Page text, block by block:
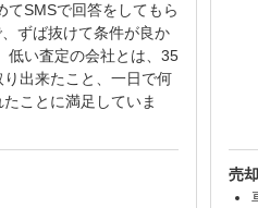
てSMSで回答をしてもら
ずば抜けて条件が良か
低い査定の会社とは、35
出来たこと、一日で何
ことに満足していま
売